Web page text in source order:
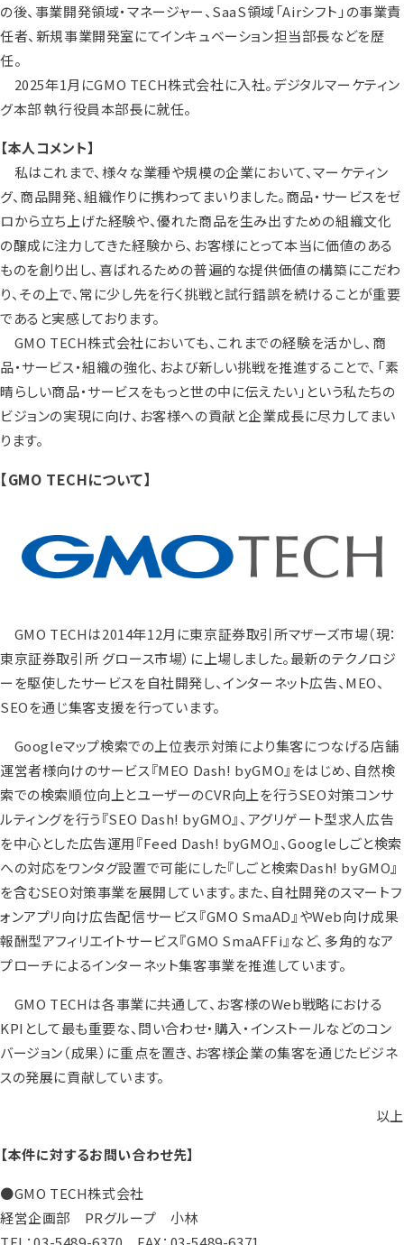
の後、事業開発領域・マネージャー、SaaS領域「Airシフト」の事業責
任者、新規事業開発室にてインキュベーション担当部長などを歴
任。
2025年1月にGMO TECH株式会社に入社。デジタルマーケティン
グ本部 執行役員本部長に就任。
【本人コメント】
私はこれまで、様々な業種や規模の企業において、マーケティン
グ、商品開発、組織作りに携わってまいりました。商品・サービスをゼ
ロから立ち上げた経験や、優れた商品を生み出すための組織文化
の醸成に注力してきた経験から、お客様にとって本当に価値のある
ものを創り出し、喜ばれるための普遍的な提供価値の構築にこだわ
り、その上で、常に少し先を行く挑戦と試行錯誤を続けることが重要
であると実感しております。
GMO TECH株式会社においても、これまでの経験を活かし、商
品・サービス・組織の強化、および新しい挑戦を推進することで、「素
晴らしい商品・サービスをもっと世の中に伝えたい」という私たちの
ビジョンの実現に向け、お客様への貢献と企業成長に尽力してまい
ります。
【GMO TECHについて】
GMO TECHは2014年12月に東京証券取引所マザーズ市場（現：
東京証券取引所 グロース市場）に上場しました。最新のテクノロジ
ーを駆使したサービスを自社開発し、インターネット広告、MEO、
SEOを通じ集客支援を行っています。
Googleマップ検索での上位表示対策により集客につなげる店舗
運営者様向けのサービス『MEO Dash! byGMO』をはじめ、自然検
索での検索順位向上とユーザーのCVR向上を行うSEO対策コンサ
ルティングを行う『SEO Dash! byGMO』、アグリゲート型求人広告
を中心とした広告運用『Feed Dash! byGMO』、Googleしごと検索
への対応をワンタグ設置で可能にした『しごと検索Dash! byGMO』
を含むSEO対策事業を展開しています。また、自社開発のスマートフ
ォンアプリ向け広告配信サービス『GMO SmaAD』やWeb向け成果
報酬型アフィリエイトサービス『GMO SmaAFFi』など、多角的なア
プローチによるインターネット集客事業を推進しています。
GMO TECHは各事業に共通して、お客様のWeb戦略における
KPIとして最も重要な、問い合わせ・購入・インストールなどのコン
バージョン（成果）に重点を置き、お客様企業の集客を通じたビジネ
スの発展に貢献しています。
以上
【本件に対するお問い合わせ先】
●GMO TECH株式会社
経営企画部 PRグループ 小林